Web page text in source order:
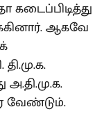
ஆகவே
வேண்டும்.